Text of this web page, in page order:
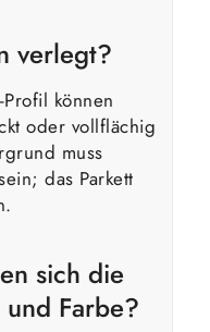
verlegt?
können
oder vollflächig
muss
das Parkett
sich die
Farbe?